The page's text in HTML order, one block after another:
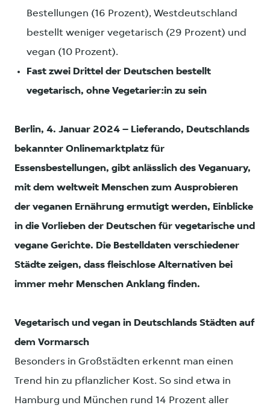
Bestellungen (16 Prozent), Westdeutschland
bestellt weniger vegetarisch (29 Prozent) und
vegan (10 Prozent).
Fast zwei Drittel der Deutschen bestellt
vegetarisch, ohne Vegetarier:in zu sein
Berlin, 4. Januar 2024 – Lieferando, Deutschlands
bekannter Onlinemarktplatz für
Essensbestellungen, gibt anlässlich des Veganuary,
mit dem weltweit Menschen zum Ausprobieren
der veganen Ernährung ermutigt werden, Einblicke
in die Vorlieben der Deutschen für vegetarische und
vegane Gerichte. Die Bestelldaten verschiedener
Städte zeigen, dass fleischlose Alternativen bei
immer mehr Menschen Anklang finden.
Vegetarisch und vegan in Deutschlands Städten auf
dem Vormarsch
Besonders in Großstädten erkennt man einen
Trend hin zu pflanzlicher Kost. So sind etwa in
Hamburg und München rund 14 Prozent aller